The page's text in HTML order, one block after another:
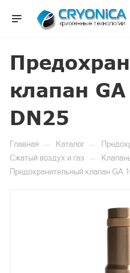
клапан
DN25
Главная — Каталог —
Сжатый воздух и газ —
Предохранительный клапан GA